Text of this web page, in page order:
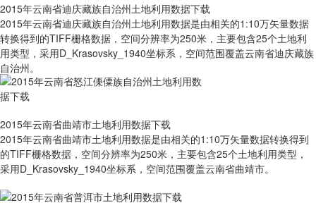
2015年云南省迪庆藏族自治州土地利用数据下载
2015年云南省迪庆藏族自治州土地利用数据是由相关的1:10万矢量数据
转换得到的TIFF栅格数据，空间分辨率为250米，主要包含25个土地利
用类型，采用D_Krasovsky_1940坐标系，空间范围覆盖云南省迪庆藏族
自治州。
2015年云南省曲靖市土地利用数据下载
2015年云南省曲靖市土地利用数据是由相关的1:10万矢量数据转换得到
的TIFF栅格数据，空间分辨率为250米，主要包含25个土地利用类型，
采用D_Krasovsky_1940坐标系，空间范围覆盖云南省曲靖市。